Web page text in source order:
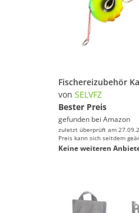
von SELVFZ
Bester Preis
gefunden bei Amazon
zuletzt überprüft am
Preis kann sich seitdem
Keine weiteren